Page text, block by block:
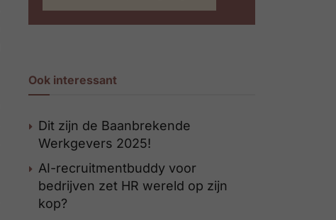
Ook interessant
Dit zijn de Baanbrekende
Werkgevers 2025!
AI-recruitmentbuddy voor
bedrijven zet HR wereld op zijn
kop?